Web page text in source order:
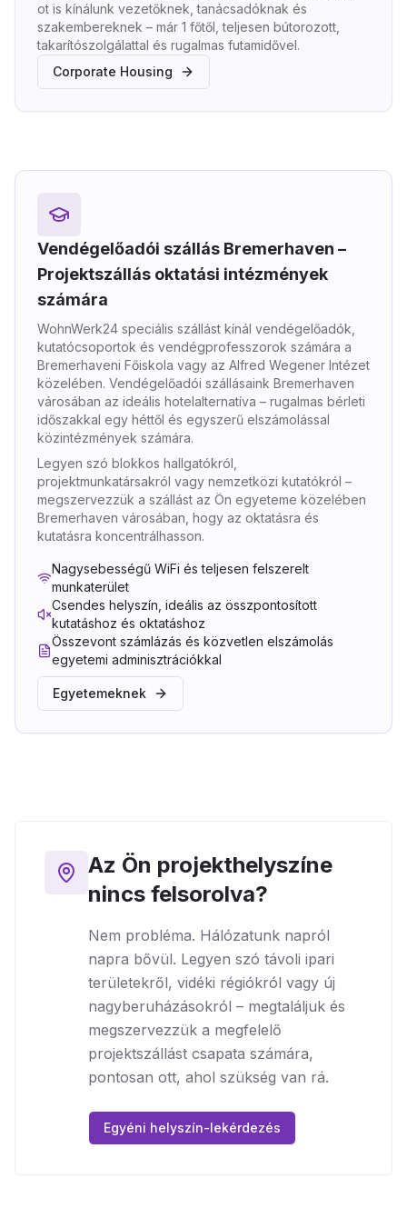
ot is kínálunk vezetőknek, tanácsadóknak és
szakembereknek – már 1 főtől, teljesen bútorozott,
takarítószolgálattal és rugalmas futamidővel.
Corporate Housing
Vendégelőadói szállás Bremerhaven –
Projektszállás oktatási intézmények
számára
WohnWerk24 speciális szállást kínál vendégelőadók,
kutatócsoportok és vendégprofesszorok számára a
Bremerhaveni Főiskola vagy az Alfred Wegener Intézet
közelében. Vendégelőadói szállásaink Bremerhaven
városában az ideális hotelalternatíva – rugalmas bérleti
időszakkal egy héttől és egyszerű elszámolással
közintézmények számára.
Legyen szó blokkos hallgatókról,
projektmunkatársakról vagy nemzetközi kutatókról –
megszervezzük a szállást az Ön egyeteme közelében
Bremerhaven városában, hogy az oktatásra és
kutatásra koncentrálhasson.
Nagysebességű WiFi és teljesen felszerelt
munkaterület
Csendes helyszín, ideális az összpontosított
kutatáshoz és oktatáshoz
Összevont számlázás és közvetlen elszámolás
egyetemi adminisztrációkkal
Egyetemeknek
Az Ön projekthelyszíne
nincs felsorolva?
Nem probléma. Hálózatunk napról
napra bővül. Legyen szó távoli ipari
területekről, vidéki régiókról vagy új
nagyberuházásokról – megtaláljuk és
megszervezzük a megfelelő
projektszállást csapata számára,
pontosan ott, ahol szükség van rá.
Egyéni helyszín-lekérdezés